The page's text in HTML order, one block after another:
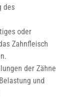
des
oder
Zahnfleisch
der Zähne
und